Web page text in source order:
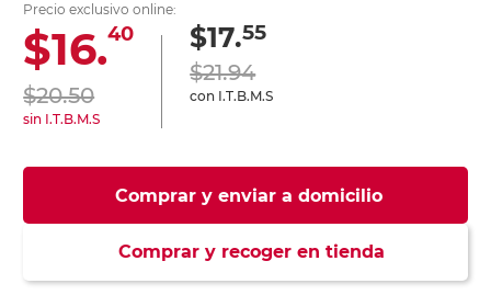
Precio exclusivo online:
$16.40
$20.50
sin I.T.B.M.S
$17.55
$21.94
con I.T.B.M.S
Comprar y enviar a domicilio
Comprar y recoger en tienda